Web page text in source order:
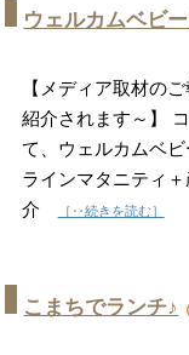
ウェルカムベビ
【メディア取材の
紹介されます～】
て、ウェルカムベ
ラインマタニティ
介
［‥続きを読む］
こまちでランチ♪